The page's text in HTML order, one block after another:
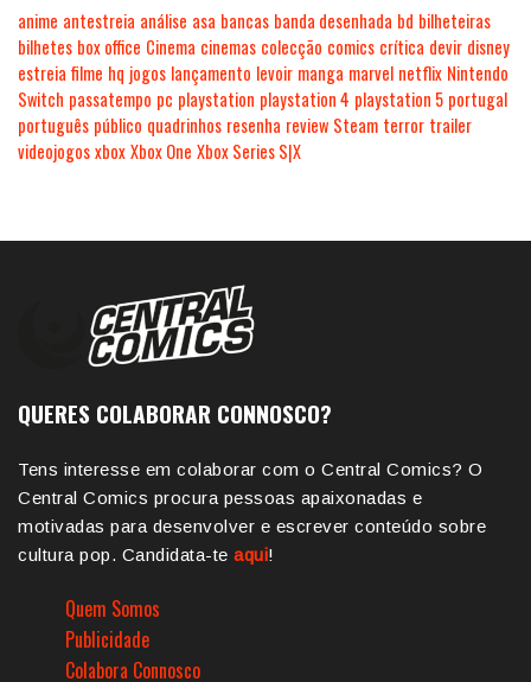
anime antestreia análise asa bancas banda desenhada bd bilheteiras
bilhetes box office Cinema cinemas colecção comics crítica devir disney
estreia filme hq jogos lançamento levoir manga marvel netflix Nintendo
Switch passatempo pc playstation playstation 4 playstation 5 portugal
português público quadrinhos resenha review Steam terror trailer
videojogosxboxXbox One Xbox Series S|X
QUERES COLABORAR CONNOSCO?
Tens interesse em colaborar com o Central Comics? O
Central Comics procura pessoas apaixonadas e
motivadas para desenvolver e escrever conteúdo sobre
cultura pop. Candidata-te aqui!
Quem Somos
Publicidade
Colabora Connosco